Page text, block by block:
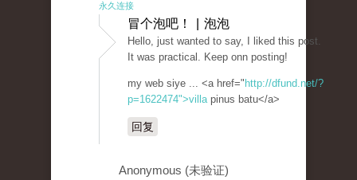
永久连接
冒个泡吧！ | 泡泡
Hellο, just wanted to saу, I liked this post.
It was practical. Keep onn posting!
my web ѕiye ... <a href=" http://dfund.net/?
p=1622474">villapinus batu</a>
回复
Anonymous (未验证)